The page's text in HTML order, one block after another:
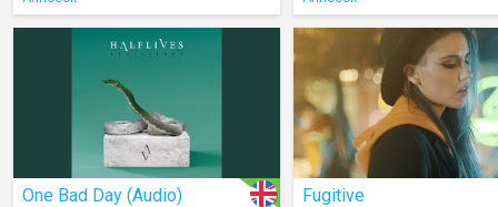
One Bad Day (Audio) Fugitive